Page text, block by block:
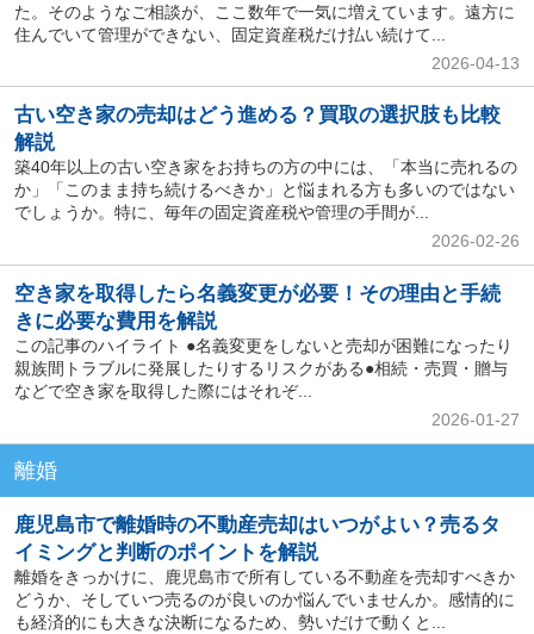
た。そのようなご相談が、ここ数年で一気に増えています。遠方に
住んでいて管理ができない、固定資産税だけ払い続けて...
2026-04-13
古い空き家の売却はどう進める？買取の選択肢も比較
解説
築40年以上の古い空き家をお持ちの方の中には、「本当に売れるの
か」「このまま持ち続けるべきか」と悩まれる方も多いのではない
でしょうか。特に、毎年の固定資産税や管理の手間が...
2026-02-26
空き家を取得したら名義変更が必要！その理由と手続
きに必要な費用を解説
この記事のハイライト ●名義変更をしないと売却が困難になったり
親族間トラブルに発展したりするリスクがある●相続・売買・贈与
などで空き家を取得した際にはそれぞ...
2026-01-27
離婚
鹿児島市で離婚時の不動産売却はいつがよい？売るタ
イミングと判断のポイントを解説
離婚をきっかけに、鹿児島市で所有している不動産を売却すべきか
どうか、そしていつ売るのが良いのか悩んでいませんか。感情的に
も経済的にも大きな決断になるため、勢いだけで動くと...